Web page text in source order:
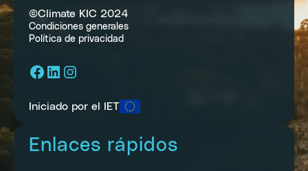
©Climate KIC 2024
Condiciones generales
Política de privacidad
Facebook
LinkedIn
Instagram
Iniciado por el IET
Enlaces rápidos